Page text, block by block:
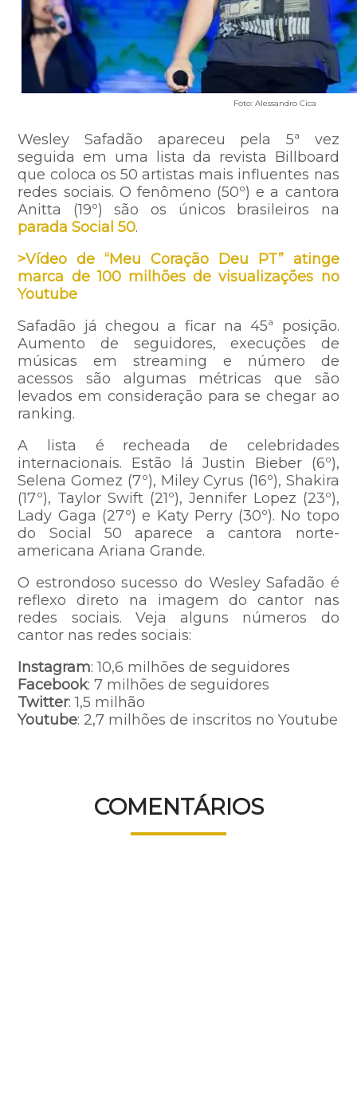
Foto: Alessandro Cica
Wesley Safadão apareceu pela 5ª vez
seguida em uma lista da revista Billboard
que coloca os 50 artistas mais influentes nas
redes sociais. O fenômeno (50º) e a cantora
Anitta (19º) são os únicos brasileiros na
parada Social 50.
>Vídeo de “Meu Coração Deu PT” atinge
marca de 100 milhões de visualizações no
Youtube
Safadão já chegou a ficar na 45ª posição.
Aumento de seguidores, execuções de
músicas em streaming e número de
acessos são algumas métricas que são
levados em consideração para se chegar ao
ranking.
A lista é recheada de celebridades
internacionais. Estão lá Justin Bieber (6º),
Selena Gomez (7º), Miley Cyrus (16º), Shakira
(17º), Taylor Swift (21º), Jennifer Lopez (23º),
Lady Gaga (27º) e Katy Perry (30º). No topo
do Social 50 aparece a cantora norte-
americana Ariana Grande.
O estrondoso sucesso do Wesley Safadão é
reflexo direto na imagem do cantor nas
redes sociais. Veja alguns números do
cantor nas redes sociais:
Instagram: 10,6 milhões de seguidores
Facebook: 7 milhões de seguidores
Twitter: 1,5 milhão
Youtube: 2,7 milhões de inscritos no Youtube
COMENTÁRIOS